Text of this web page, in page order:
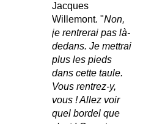
Jacques
Willemont. "Non,
je rentrerai pas là-
dedans. Je mettrai
plus les pieds
dans cette taule.
Vous rentrez-y,
vous ! Allez voir
quel bordel que